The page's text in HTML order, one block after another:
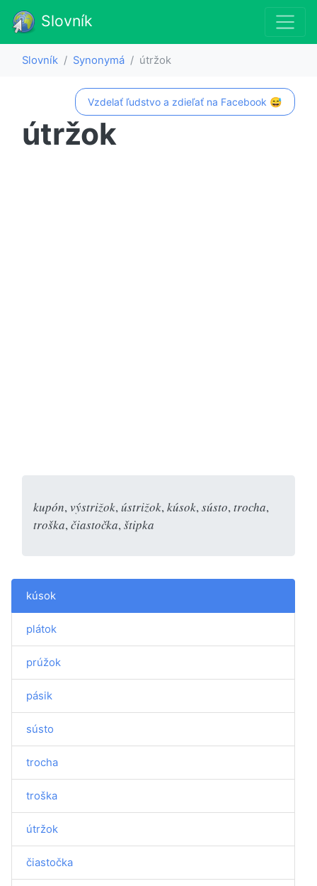
Slovník
Slovník Synonymá útržok
Vzdelať ľudstvo a zdieľať na Facebook 😅
útržok
kupón, výstrižok, ústrižok, kúsok, sústo, trocha,
troška, čiastočka, štipka
kúsok
plátok
prúžok
pásik
sústo
trocha
troška
útržok
čiastočka